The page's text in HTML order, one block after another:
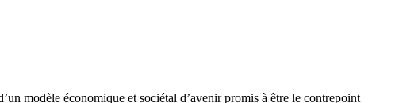
modèle économique et sociétal d’avenir promis à être le contrepoint